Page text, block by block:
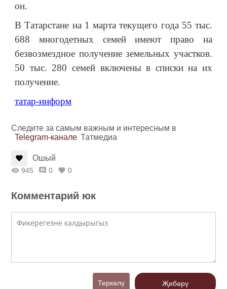
он.
В Татарстане на 1 марта текущего года 55 тыс.
688 многодетных семей имеют право на
безвозмездное получение земельных участков.
50 тыс. 280 семей включены в списки на их
получение.
татар-информ
Следите за самым важным и интересным в
Telegram-канале Татмедиа
Ошый
945 0 0
Комментарий юк
Теркәлү Җибәрү